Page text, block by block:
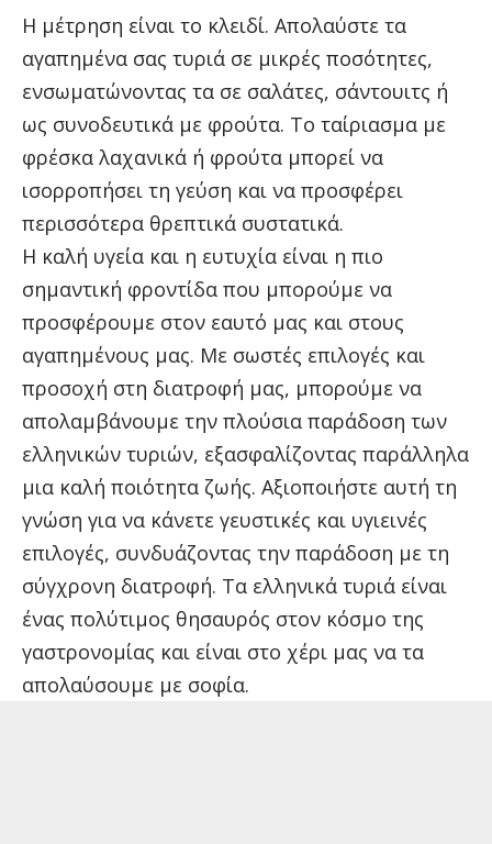
Η μέτρηση είναι το κλειδί. Απολαύστε τα
αγαπημένα σας τυριά σε μικρές ποσότητες,
ενσωματώνοντας τα σε σαλάτες, σάντουιτς ή
ως συνοδευτικά με φρούτα. Το ταίριασμα με
φρέσκα λαχανικά ή φρούτα μπορεί να
ισορροπήσει τη γεύση και να προσφέρει
περισσότερα θρεπτικά συστατικά.
Η καλή υγεία και η ευτυχία είναι η πιο
σημαντική φροντίδα που μπορούμε να
προσφέρουμε στον εαυτό μας και στους
αγαπημένους μας. Με σωστές επιλογές και
προσοχή στη διατροφή μας, μπορούμε να
απολαμβάνουμε την πλούσια παράδοση των
ελληνικών τυριών, εξασφαλίζοντας παράλληλα
μια καλή ποιότητα ζωής. Αξιοποιήστε αυτή τη
γνώση για να κάνετε γευστικές και υγιεινές
επιλογές, συνδυάζοντας την παράδοση με τη
σύγχρονη διατροφή. Τα ελληνικά τυριά είναι
ένας πολύτιμος θησαυρός στον κόσμο της
γαστρονομίας και είναι στο χέρι μας να τα
απολαύσουμε με σοφία.